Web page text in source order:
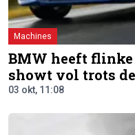
Machines
BMW heeft flinke
showt vol trots
03 okt, 11:08